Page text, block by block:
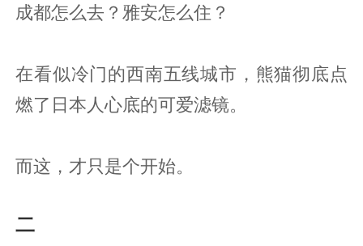
成都怎么去？雅安怎么住？
在看似冷门的西南五线城市，熊猫彻底点
燃了日本人心底的可爱滤镜。
而这，才只是个开始。
二